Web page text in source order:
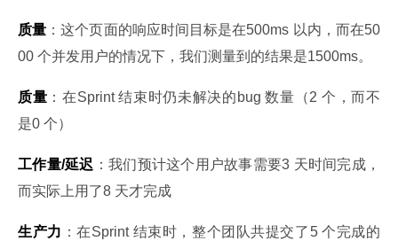
质量 ：这个页面的响应时间目标是在500ms 以内，而在50
00 个并发用户的情况下，我们测量到的结果是1500ms。
质量 ：在Sprint 结束时仍未解决的bug 数量（2 个，而不
是0 个）
工作量/延迟 ：我们预计这个用户故事需要3 天时间完成，
而实际上用了8 天才完成
生产力 ：在Sprint 结束时，整个团队共提交了5 个完成的